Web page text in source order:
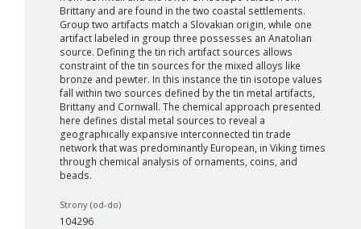
W zależności od ilości danych do przetworzenia generowanie pliku
Brittany and are found in the two coastal settlements.
Group two artifacts match a Slovakian origin, while one
artifact labeled in group three possesses an Anatolian
source. Defining the tin rich artifact sources allows
constraint of the tin sources for the mixed alloys like
bronze and pewter. In this instance the tin isotope values
fall within two sources defined by the tin metal artifacts,
Brittany and Cornwall. The chemical approach presented
here defines distal metal sources to reveal a
geographically expansive interconnected tin trade
network that was predominantly European, in Viking times
through chemical analysis of ornaments, coins, and
beads.
Strony (od-do)
104296